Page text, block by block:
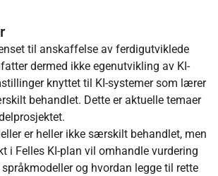
til anskaffelse av ferdigutviklede
dermed ikke egenutvikling av KI-
knyttet til KI-systemer som lærer
behandlet. Dette er aktuelle temaer
er heller ikke særskilt behandlet, men
i Felles KI-plan vil omhandle vurdering
og hvordan legge til rette